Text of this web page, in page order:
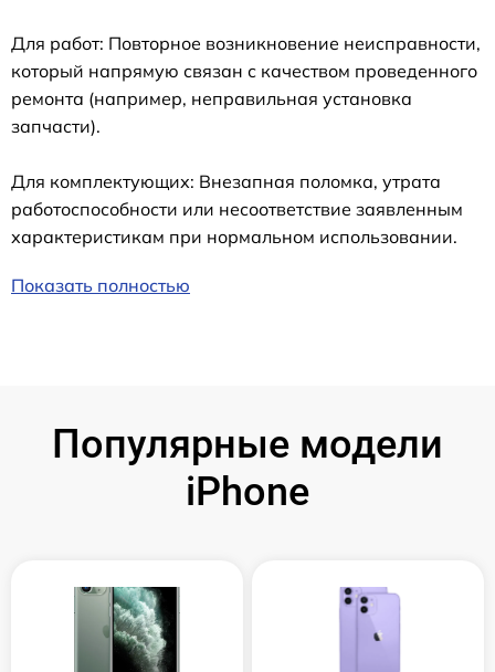
Для работ: Повторное возникновение неисправности,
который напрямую связан с качеством проведенного
ремонта (например, неправильная установка
запчасти).
Для комплектующих: Внезапная поломка, утрата
работоспособности или несоответствие заявленным
характеристикам при нормальном использовании.
Показать полностью
Популярные модели
iPhone